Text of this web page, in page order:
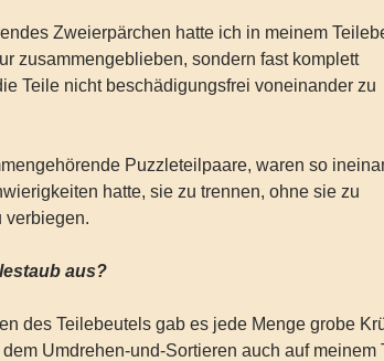
Zweierpärchen hatte ich in meinem
zusammengeblieben, sondern fast komplett
Teile nicht beschädigungsfrei voneinander zu
Puzzleteilpaare, waren so
hatte, sie zu trennen, ohne sie zu
verbiegen.
aus?
des Teilebeutels gab es jede Menge grobe
Umdrehen-und-Sortieren auch auf meinem